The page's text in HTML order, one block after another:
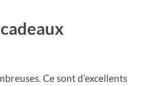
Ce sont d’excellents